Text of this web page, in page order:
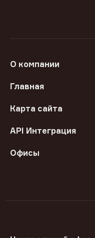
О компании
Главная
Карта сайта
API Интеграция
Офисы